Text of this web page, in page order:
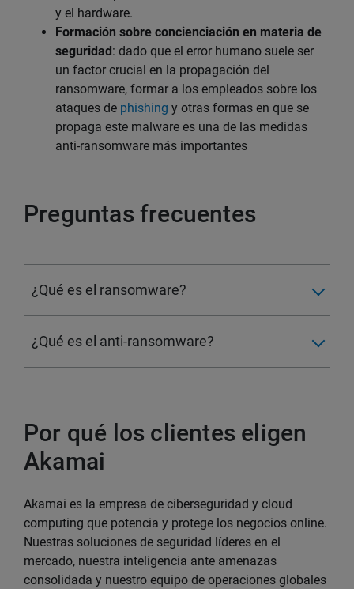
y el hardware.
Formación sobre concienciación en materia de
seguridad: dado que el error humano suele ser
un factor crucial en la propagación del
ransomware, formar a los empleados sobre los
ataques de phishing y otras formas en que se
propaga este malware es una de las medidas
anti-ransomware más importantes
Preguntas frecuentes
¿Qué es el ransomware?
¿Qué es el anti-ransomware?
Por qué los clientes eligen
Akamai
Akamai es la empresa de ciberseguridad y cloud
computing que potencia y protege los negocios online.
Nuestras soluciones de seguridad líderes en el
mercado, nuestra inteligencia ante amenazas
consolidada y nuestro equipo de operaciones globales